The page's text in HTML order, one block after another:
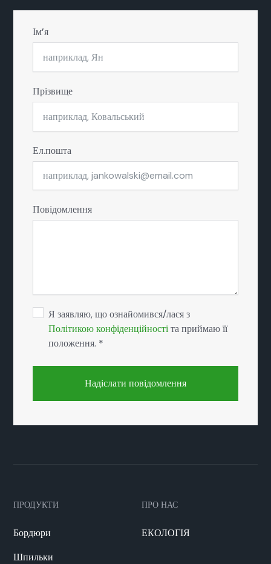
Ім’я
Прізвище
Ел.пошта
Повідомлення
Я заявляю, що ознайомився/лася з
Політикою конфіденційностіта приймаю її
положення. *
Надіслати повідомлення
ПРОДУКТИ
Бордюри
Шпильки
ПРО НАС
ЕКОЛОГІЯ